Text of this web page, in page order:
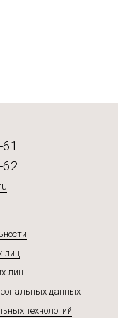
лиц
лиц
данных
технологий